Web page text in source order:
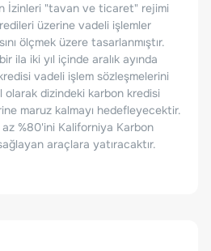
İzinleri "tavan ve ticaret" rejimi
üzerine vadeli işlemler
ölçmek üzere tasarlanmıştır.
ila iki yıl içinde aralık ayında
vadeli işlem sözleşmelerini
dizindeki karbon kredisi
maruz kalmayı hedefleyecektir.
az %80'ini Kaliforniya Karbon
araçlara yatıracaktır.